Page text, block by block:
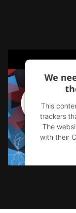
We
This
trackers
The
with their